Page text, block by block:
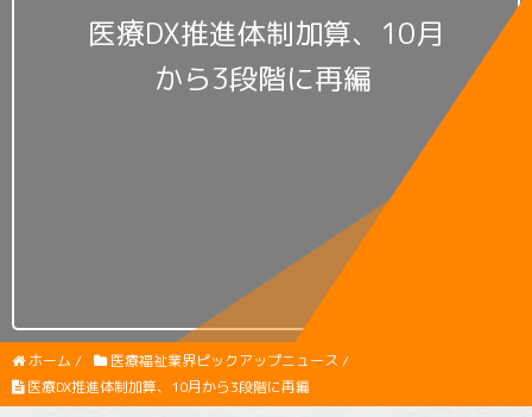
医療DX推進体制加算、10月
から3段階に再編
ホーム / 医療福祉業界ピックアップニュース /
医療DX推進体制加算、10月から3段階に再編